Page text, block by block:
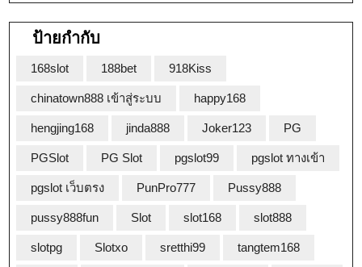
ป้ายกำกับ
168slot 188bet 918Kiss
chinatown888 เข้าสู่ระบบ happy168
hengjing168 jinda888 Joker123 PG
PGSlot PG Slot pgslot99 pgslot ทางเข้า
pgslot เว็บตรง PunPro777 Pussy888
pussy888fun Slot slot168 slot888
slotpg Slotxo sretthi99 tangtem168